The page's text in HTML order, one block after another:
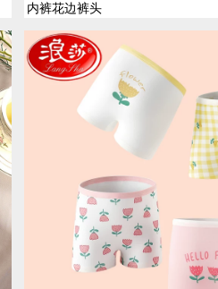
内裤花边裤头